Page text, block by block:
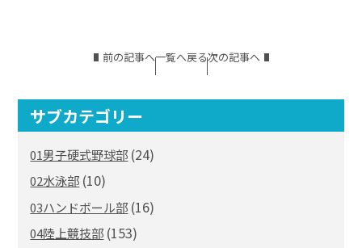
前の記事へ一覧へ戻る次の記事へ
サブカテゴリー
01男子硬式野球部 (24)
02水泳部 (10)
03ハンドボール部 (16)
04陸上競技部 (153)